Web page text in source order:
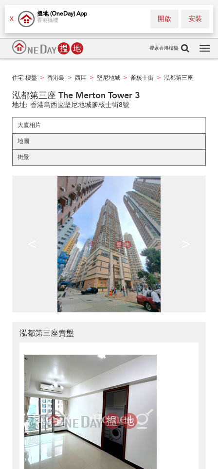
X
搵地 (OneDay) App
香港搵樓 安裝
開啟
搜索香港樓盤
住宅 樓盤 > 香港島 > 西區 > 堅尼地城 > 爹核士街 > 泓都第三座
泓都第三座 The Merton Tower 3
地址: 香港島西區堅尼地城爹核士街8號
大廈相片
地圖
街景
泓都第三座賣盤